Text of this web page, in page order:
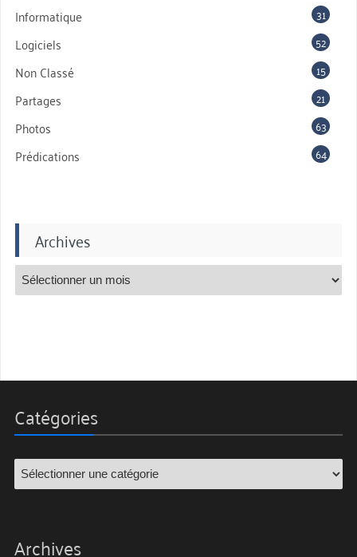
Informatique 31
Logiciels 52
Non Classé 15
Partages 21
Photos 63
Prédications 64
Archives
Catégories
Archives